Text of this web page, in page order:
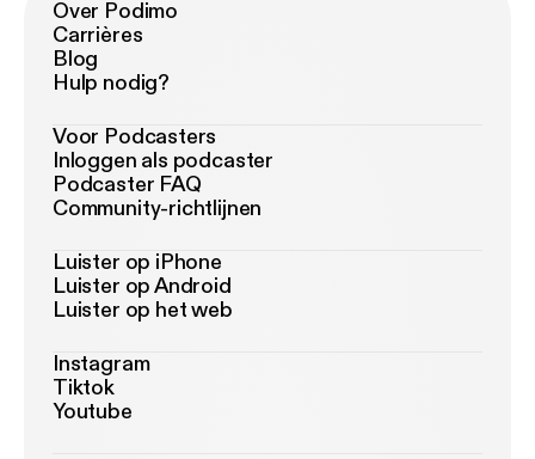
Over Podimo
Carrières
Blog
Hulp nodig?
Voor Podcasters
Inloggen als podcaster
Podcaster FAQ
Community-richtlijnen
Luister op iPhone
Luister op Android
Luister op het web
Instagram
Tiktok
Youtube